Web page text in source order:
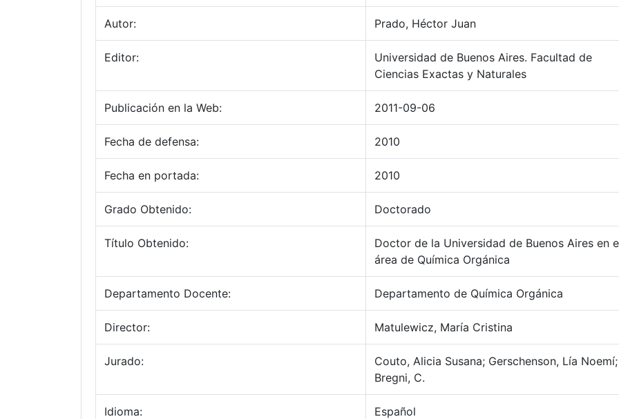
Autor: Prado, Héctor Juan
Editor:
Universidad de Buenos Aires. Facultad de
Ciencias Exactas y Naturales
Publicación en la Web: 2011-09-06
Fecha de defensa: 2010
Fecha en portada: 2010
Grado Obtenido: Doctorado
Título Obtenido:
Doctor de la Universidad de Buenos Aires en
área de Química Orgánica
Departamento Docente: Departamento de Química Orgánica
Director: Matulewicz, María Cristina
Jurado:
Couto, Alicia Susana; Gerschenson, Lía Noemí;
Bregni, C.
Idioma: Español